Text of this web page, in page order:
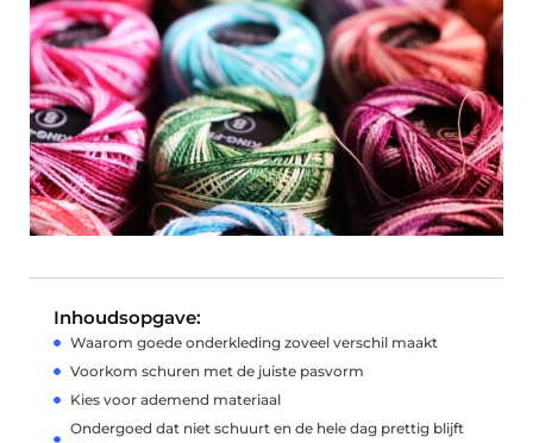
Inhoudsopgave:
Waarom goede onderkleding zoveel verschil maakt
Voorkom schuren met de juiste pasvorm
Kies voor ademend materiaal
Ondergoed dat niet schuurt en de hele dag prettig blijft